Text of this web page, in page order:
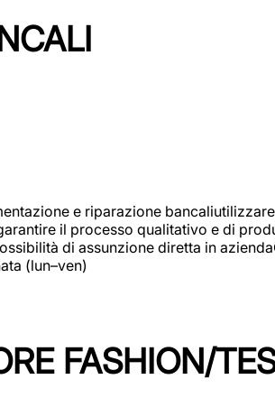
e riparazione
il processo qualitativo e di
di assunzione diretta in
(lun–ven)
FASHION/